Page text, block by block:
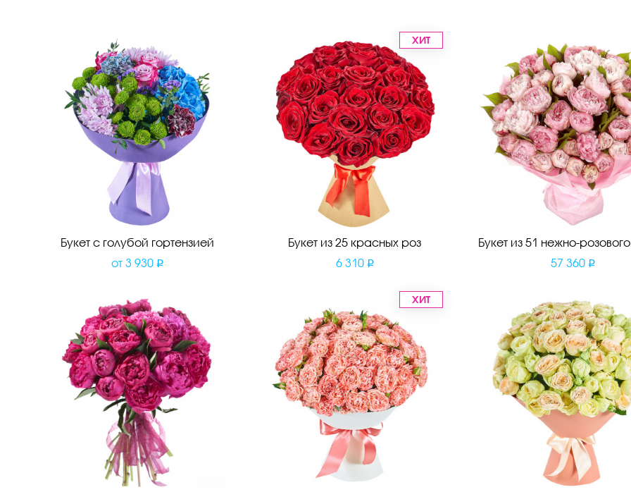
Букет с голубой гортензией
от 3 930
ХИТ
Букет из 25 красных роз
6 310
Букет из 51 нежно-
57 360
ХИТ